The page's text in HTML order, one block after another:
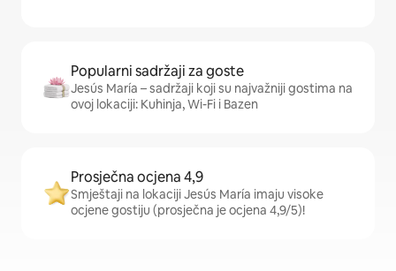
Popularni sadržaji za goste
Jesús María – sadržaji koji su najvažniji gostima na
ovoj lokaciji: Kuhinja, Wi-Fi i Bazen
Prosječna ocjena 4,9
Smještaji na lokaciji Jesús María imaju visoke
ocjene gostiju (prosječna je ocjena 4,9/5)!